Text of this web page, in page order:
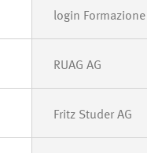
login
RUAG AG
Fritz Studer AG